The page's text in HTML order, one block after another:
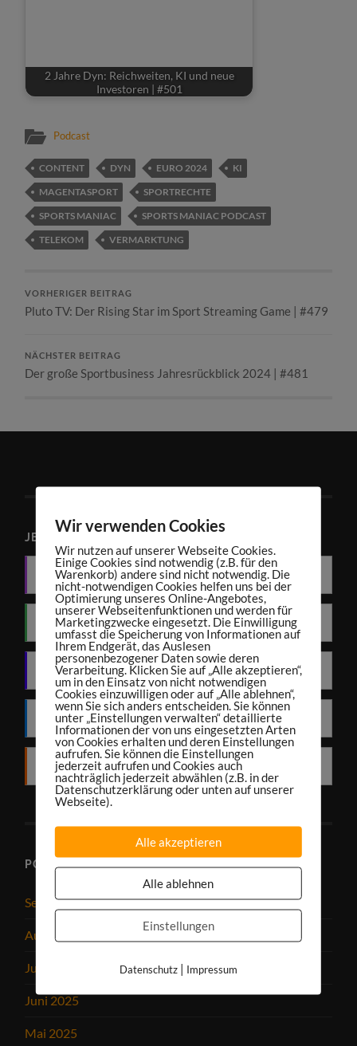
2 Jahre Dyn: Reichweiten, KI und neue
Investoren | #501
Podcast
CONTENT DYN EURO 2024
KI
MAGENTASPORT
SPORTRECHTE
SPORTS MANIAC
SPORTS MANIAC PODCAST
TELEKOM
VERMARKTUNG
VORHERIGER BEITRAG
Pluto TV: Der Rising Star im Sport Streaming Game | #479
NÄCHSTER BEITRAG
Der große Sportbusiness Jahresrückblick 2024 | #481
JETZT PODCAST ABONNIEREN
Apple Podcasts
Spotify
Amazon Music
Deezer
RSS
PODCAST-ARCHIV
September 2025
August 2025
Juli 2025
Juni 2025
Mai 2025
Wir verwenden Cookies
Wir nutzen auf unserer Webseite Cookies.
Einige Cookies sind notwendig (z.B. für den
Warenkorb) andere sind nicht notwendig. Die
nicht-notwendigen Cookies helfen uns bei der
Optimierung unseres Online-Angebotes,
unserer Webseitenfunktionen und werden für
Marketingzwecke eingesetzt. Die Einwilligung
umfasst die Speicherung von Informationen auf
Ihrem Endgerät, das Auslesen
personenbezogener Daten sowie deren
Verarbeitung. Klicken Sie auf „Alle akzeptieren“,
um in den Einsatz von nicht notwendigen
Cookies einzuwilligen oder auf „Alle ablehnen“,
wenn Sie sich anders entscheiden. Sie können
unter „Einstellungen verwalten“ detaillierte
Informationen der von uns eingesetzten Arten
von Cookies erhalten und deren Einstellungen
aufrufen. Sie können die Einstellungen
jederzeit aufrufen und Cookies auch
nachträglich jederzeit abwählen (z.B. in der
Datenschutzerklärung oder unten auf unserer
Webseite).
Alle akzeptieren
Alle ablehnen
Einstellungen
Datenschutz| Impressum